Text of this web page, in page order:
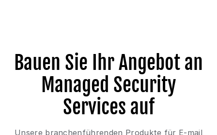
Bauen Sie Ihr Angebot an
Managed Security
Services auf
Unsere branchenführenden Produkte für E-mail